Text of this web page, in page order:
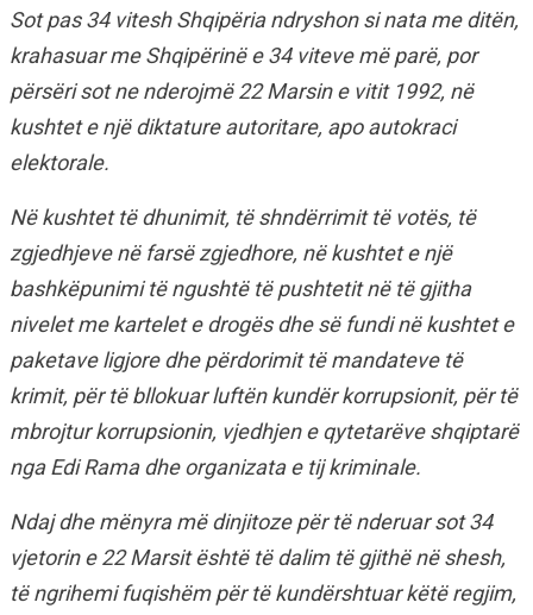
Sot pas 34 vitesh Shqipëria ndryshon si nata me ditën,
krahasuar me Shqipërinë e 34 viteve më parë, por
përsëri sot ne nderojmë 22 Marsin e vitit 1992, në
kushtet e një diktature autoritare, apo autokraci
elektorale.
Në kushtet të dhunimit, të shndërrimit të votës, të
zgjedhjeve në farsë zgjedhore, në kushtet e një
bashkëpunimi të ngushtë të pushtetit në të gjitha
nivelet me kartelet e drogës dhe së fundi në kushtet e
paketave ligjore dhe përdorimit të mandateve të
krimit, për të bllokuar luftën kundër korrupsionit, për të
mbrojtur korrupsionin, vjedhjen e qytetarëve shqiptarë
nga Edi Rama dhe organizata e tij kriminale.
Ndaj dhe mënyra më dinjitoze për të nderuar sot 34
vjetorin e 22 Marsit është të dalim të gjithë në shesh,
të ngrihemi fuqishëm për të kundërshtuar këtë regjim,